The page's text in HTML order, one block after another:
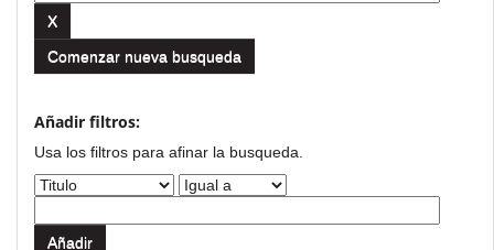
Comenzar nueva busqueda
Añadir filtros:
Usa los filtros para afinar la busqueda.